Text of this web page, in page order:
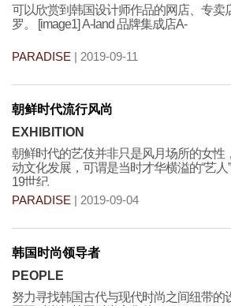
可以欣赏到韩国设计师作品的网店、专卖
罗。 [image1] A-land 品牌集成店A-
PARADISE | 2019-09-11
朝鲜时代流行风尚
EXHIBITION
朝鲜时代的艺伎并非只是风月场所的女性
动文化发展，可谓是当时才华横溢的“艺
19世纪
PARADISE | 2019-09-04
韩国时尚领导者
PEOPLE
努力寻找韩国古代与现代时尚之间纽带的